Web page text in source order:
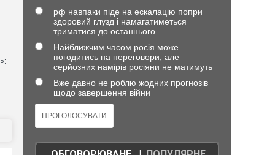
рф навпаки піде на ескалацію попри
здоровий глузд і намагатиметься
триматися до останнього
Найближчим часом росія може
погодитись на переговори, але
серйозних намірів росіяни не матимуть
Вже давно не роблю жодних прогнозів
щодо завершення війни